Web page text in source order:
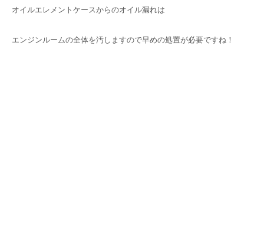
オイルエレメントケースからのオイル漏れは
エンジンルームの全体を汚しますので早めの処置が必要ですね！